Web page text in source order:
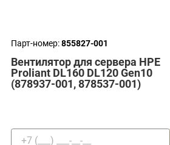
Парт-номер:855827-001
Вентилятор для сервера HPE
Proliant DL160 DL120 Gen10
(878937-001, 878537-001)